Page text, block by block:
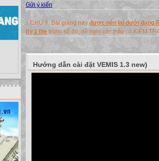
Gửi ý kiến
↓ CHÚ Ý: Bài giảng này được nén lại dưới dạng
thị 1 file trong số đó, đề nghị các thầy cô KIỂM
Hướng dẫn cài đặt VEMIS 1.3 new)